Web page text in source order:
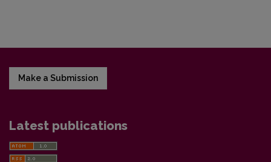
Make a Submission
Latest publications